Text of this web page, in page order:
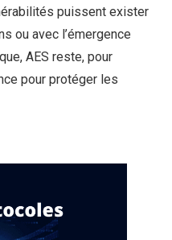
puissent exister
ou avec l’émergence
AES reste, pour
pour protéger les